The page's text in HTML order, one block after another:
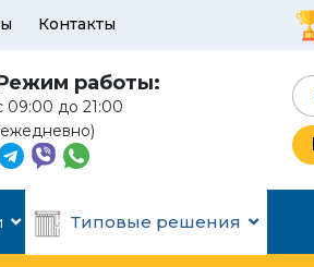
Контакты
работы:
09:00 до 21:00
Типовые решения